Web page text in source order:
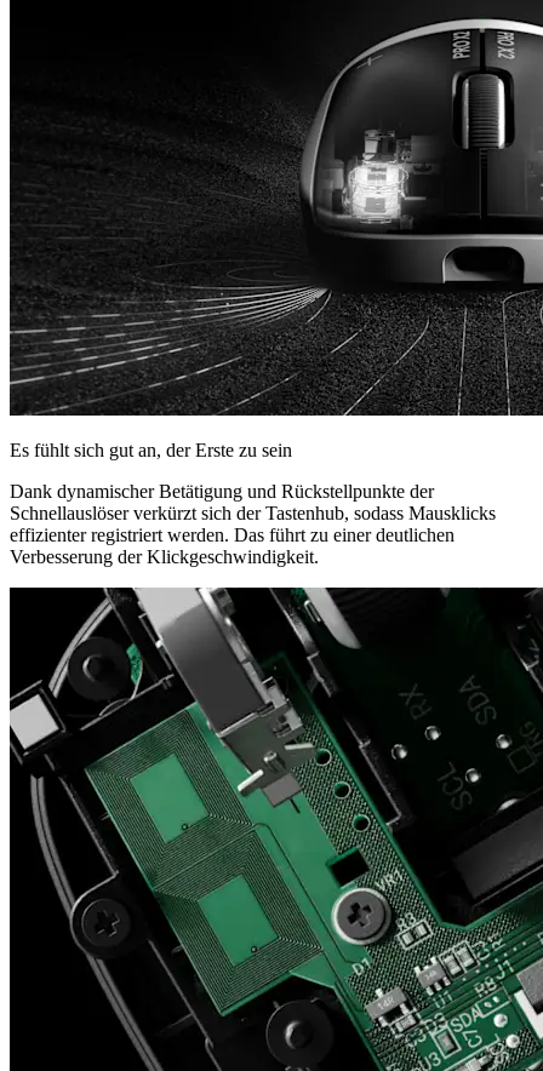
Es fühlt sich gut an, der Erste zu sein
Dank dynamischer Betätigung und Rückstellpunkte der
Schnellauslöser verkürzt sich der Tastenhub, sodass Mausklicks
effizienter registriert werden. Das führt zu einer deutlichen
Verbesserung der Klickgeschwindigkeit.